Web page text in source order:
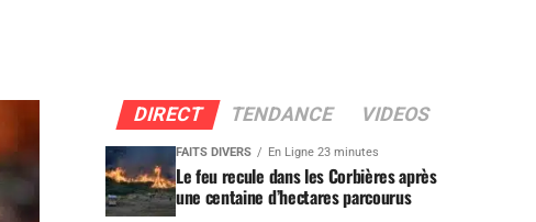
DIRECT TENDANCE VIDEOS
FAITS DIVERS En Ligne 23 minutes
Le feu recule dans les Corbières après
une centaine d’hectares parcourus